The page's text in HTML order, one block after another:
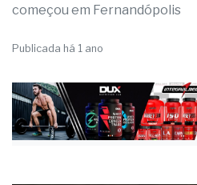
começou em Fernandópolis
Publicada há 1 ano